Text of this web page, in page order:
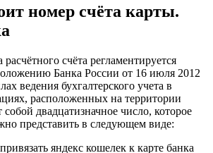
номер счёта карты.
счёта регламентируется
Банка России от 16 июля 2012
ведения бухгалтерского учета в
расположенных на территории
двадцатизначное число, которое
представить в следующем виде:
яндекс кошелек к карте банка